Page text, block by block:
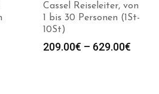
von
(1St-
629.00€Preisspanne:
Abbeville
von 1 bis 30
209.00